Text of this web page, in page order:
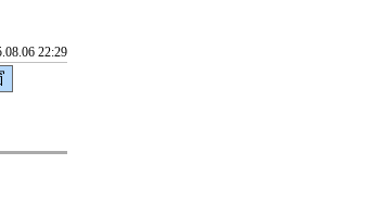
22:29